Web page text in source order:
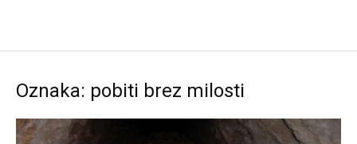
Oznaka: pobiti brez milosti